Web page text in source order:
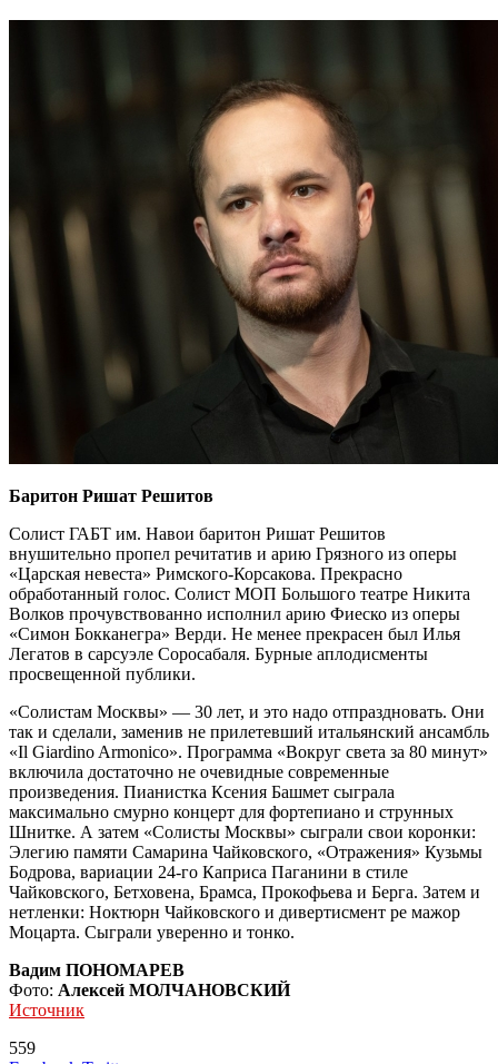
Баритон Ришат Решитов
Солист ГАБТ им. Навои баритон Ришат Решитов
внушительно пропел речитатив и арию Грязного из оперы
«Царская невеста» Римского-Корсакова. Прекрасно
обработанный голос. Солист МОП Большого театре Никита
Волков прочувствованно исполнил арию Фиеско из оперы
«Симон Бокканегра» Верди. Не менее прекрасен был Илья
Легатов в сарсуэле Соросабаля. Бурные аплодисменты
просвещенной публики.
«Солистам Москвы» — 30 лет, и это надо отпраздновать. Они
так и сделали, заменив не прилетевший итальянский ансамбль
«Il Giardino Armonico». Программа «Вокруг света за 80 минут»
включила достаточно не очевидные современные
произведения. Пианистка Ксения Башмет сыграла
максимально смурно концерт для фортепиано и струнных
Шнитке. А затем «Солисты Москвы» сыграли свои коронки:
Элегию памяти Самарина Чайковского, «Отражения» Кузьмы
Бодрова, вариации 24-го Каприса Паганини в стиле
Чайковского, Бетховена, Брамса, Прокофьева и Берга. Затем и
нетленки: Ноктюрн Чайковского и дивертисмент ре мажор
Моцарта. Сыграли уверенно и тонко.
Вадим ПОНОМАРЕВ
Фото: Алексей МОЛЧАНОВСКИЙ
Источник
559